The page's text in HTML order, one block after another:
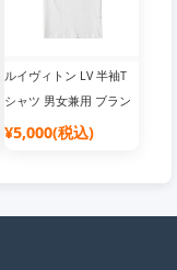
ルイヴィトン LV 半袖T
シャツ 男女兼用 ブラン
ドトップス
¥5,000(税込)